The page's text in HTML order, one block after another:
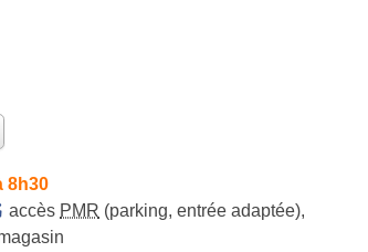
8h30
accès PMR (parking, entrée adaptée),